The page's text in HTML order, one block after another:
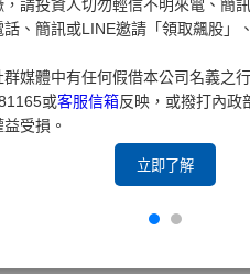
請投資人切勿輕信不明來電、簡
、簡訊或LINE邀請「領取飆股」
媒體中有任何假借本公司名義之
或客服信箱反映，或撥打內政
受損。
立即了解
業實務與治理監督功能。在全